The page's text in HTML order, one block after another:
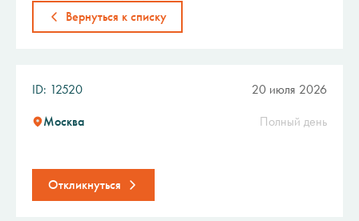
Вернуться к списку
ID: 12520 20 июля 2026
Москва Полный день
Откликнуться